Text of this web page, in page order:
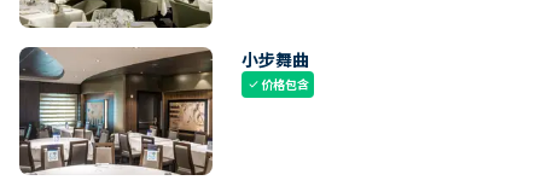
小步舞曲
check价格包含